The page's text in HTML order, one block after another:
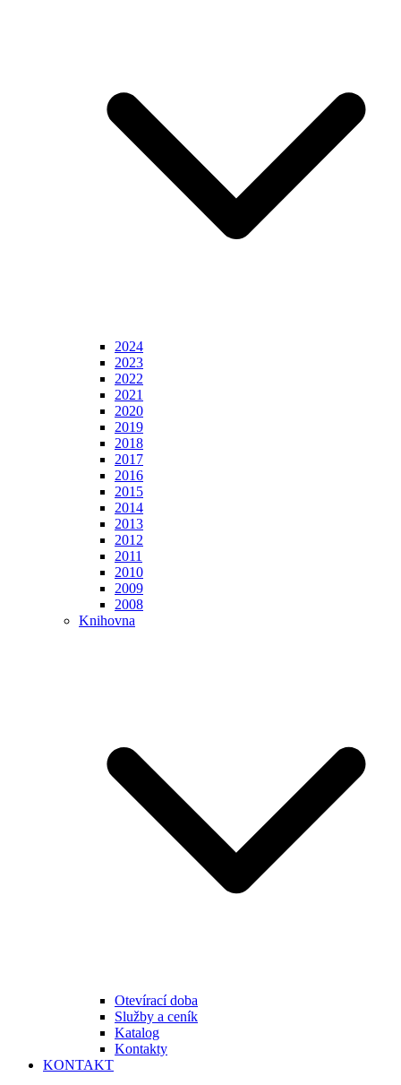
2024
2023
2022
2021
2020
2019
2018
2017
2016
2015
2014
2013
2012
2011
2010
2009
2008
Knihovna
Otevírací doba
Služby a ceník
Katalog
Kontakty
KONTAKT